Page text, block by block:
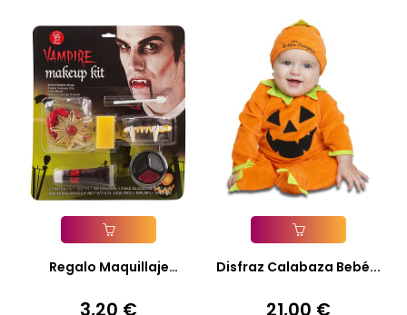
Añadir A La Cesta
Regalo Maquillaje
Precio
3,20 €
Añadir A La Cesta
Disfraz Calabaza Bebé...
Precio
21,00 €